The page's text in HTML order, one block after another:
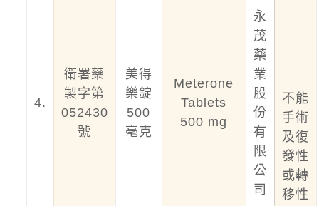
不能
手術
及復
發性
或轉
移性
4.
衛署藥
製字第
052430
號
美得
樂錠
500
毫克
Meterone
Tablets
500 mg
永
茂
藥
業
股
份
有
限
公
司